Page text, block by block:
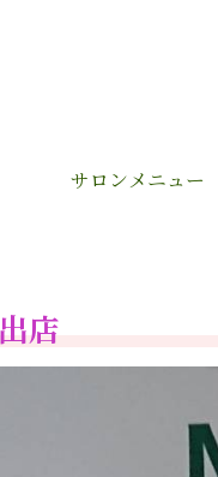
サロンメニュー
店